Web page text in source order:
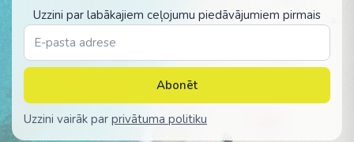
Uzzini par labākajiem ceļojumu piedāvājumiem pirmais
Abonēt
Uzzini vairāk par privātuma politiku